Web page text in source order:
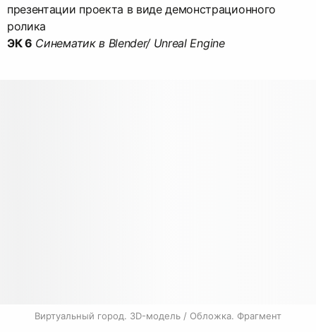
презентации проекта в виде демонстрационного
ЭК 6 Синематик в Blender/ Unreal Engine
Виртуальный город. 3D-модель / Обложка. Фрагмент